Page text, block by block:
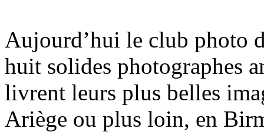
Aujourd’hui le club photo
huit solides photographes
livrent leurs plus belles
Ariège ou plus loin, en